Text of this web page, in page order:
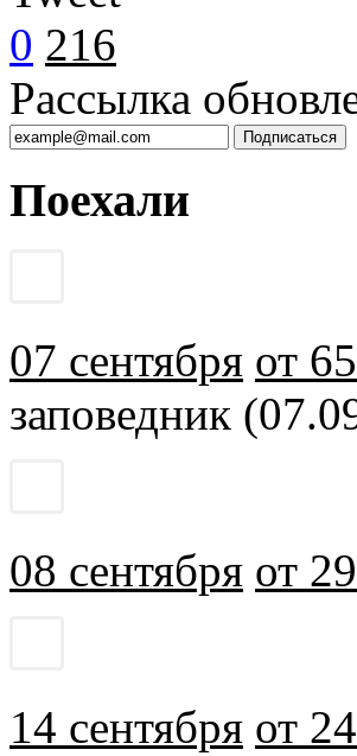
0 216
Рассылка
Поехали
07 сентября от
заповедник
08 сентября от
14 сентября от